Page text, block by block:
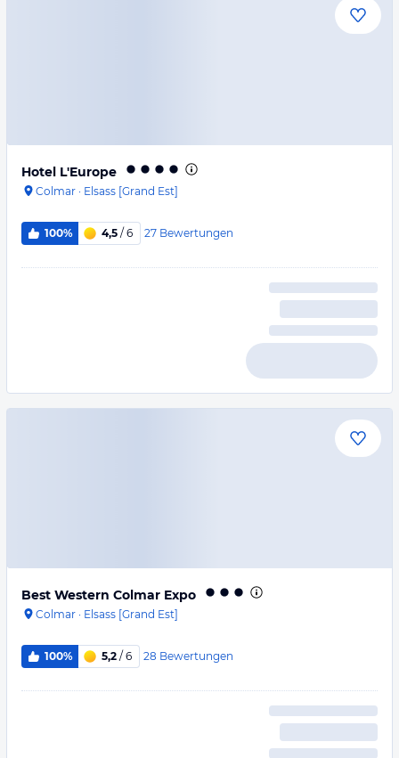
Hotel L'Europe
Colmar · Elsass [Grand Est]
100% 4,5 / 6 27 Bewertungen
Best Western Colmar Expo
Colmar · Elsass [Grand Est]
100% 5,2 / 6 28 Bewertungen